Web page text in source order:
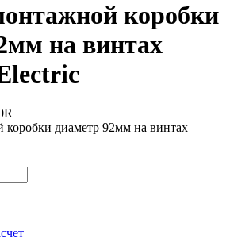
коробки
на винтах